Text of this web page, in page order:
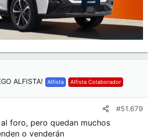
ALFISTA! Alfista Alfista Colaborador
#51.679
foro, pero quedan muchos
o venderán